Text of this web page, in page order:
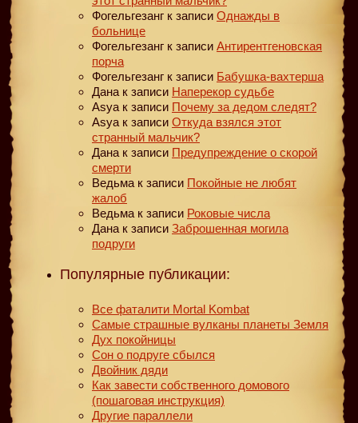
Фогельгезанг к записи Однажды в
больнице
Фогельгезанг к записи Антирентгеновская
порча
Фогельгезанг к записи Бабушка-вахтерша
Дана к записи Наперекор судьбе
Asya к записи Почему за дедом следят?
Asya к записи Откуда взялся этот
странный мальчик?
Дана к записи Предупреждение о скорой
смерти
Ведьма к записи Покойные не любят
жалоб
Ведьма к записи Роковые числа
Дана к записи Заброшенная могила
подруги
Популярные публикации:
Все фаталити Mortal Kombat
Самые страшные вулканы планеты Земля
Дух покойницы
Сон о подруге сбылся
Двойник дяди
Как завести собственного домового
(пошаговая инструкция)
Другие параллели